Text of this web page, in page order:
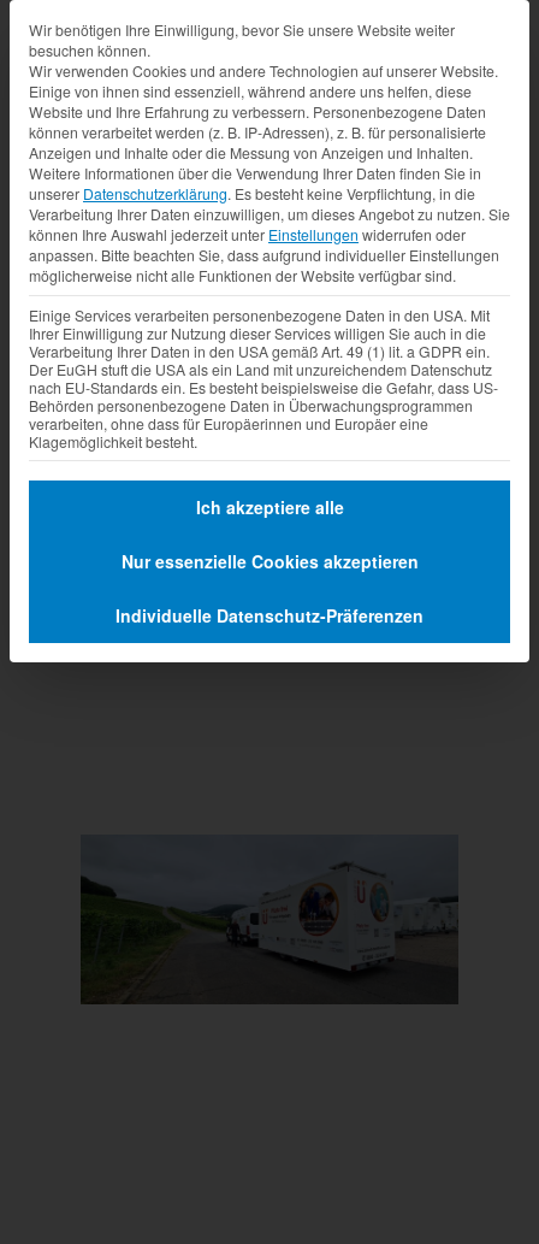
Datenschutz-Präferenz
Wir benötigen Ihre Einwilligung, bevor Sie unsere Website weiter
besuchen können.
Wir verwenden Cookies und andere Technologien auf unserer Website.
Einige von ihnen sind essenziell, während andere uns helfen, diese
Website und Ihre Erfahrung zu verbessern. Personenbezogene Daten
können verarbeitet werden (z. B. IP-Adressen), z. B. für personalisierte
Anzeigen und Inhalte oder die Messung von Anzeigen und Inhalten.
Weitere Informationen über die Verwendung Ihrer Daten finden Sie in
unserer Datenschutzerklärung. Es besteht keine Verpflichtung, in die
Verarbeitung Ihrer Daten einzuwilligen, um dieses Angebot zu nutzen. Sie
können Ihre Auswahl jederzeit unter Einstellungen widerrufen oder
anpassen. Bitte beachten Sie, dass aufgrund individueller Einstellungen
möglicherweise nicht alle Funktionen der Website verfügbar sind.
Einige Services verarbeiten personenbezogene Daten in den USA. Mit
Ihrer Einwilligung zur Nutzung dieser Services willigen Sie auch in die
Verarbeitung Ihrer Daten in den USA gemäß Art. 49 (1) lit. a GDPR ein.
Der EuGH stuft die USA als ein Land mit unzureichendem Datenschutz
nach EU-Standards ein. Es besteht beispielsweise die Gefahr, dass US-
Behörden personenbezogene Daten in Überwachungsprogrammen
verarbeiten, ohne dass für Europäerinnen und Europäer eine
Klagemöglichkeit besteht.
Ich akzeptiere alle
Nur essenzielle Cookies akzeptieren
Individuelle Datenschutz-Präferenzen